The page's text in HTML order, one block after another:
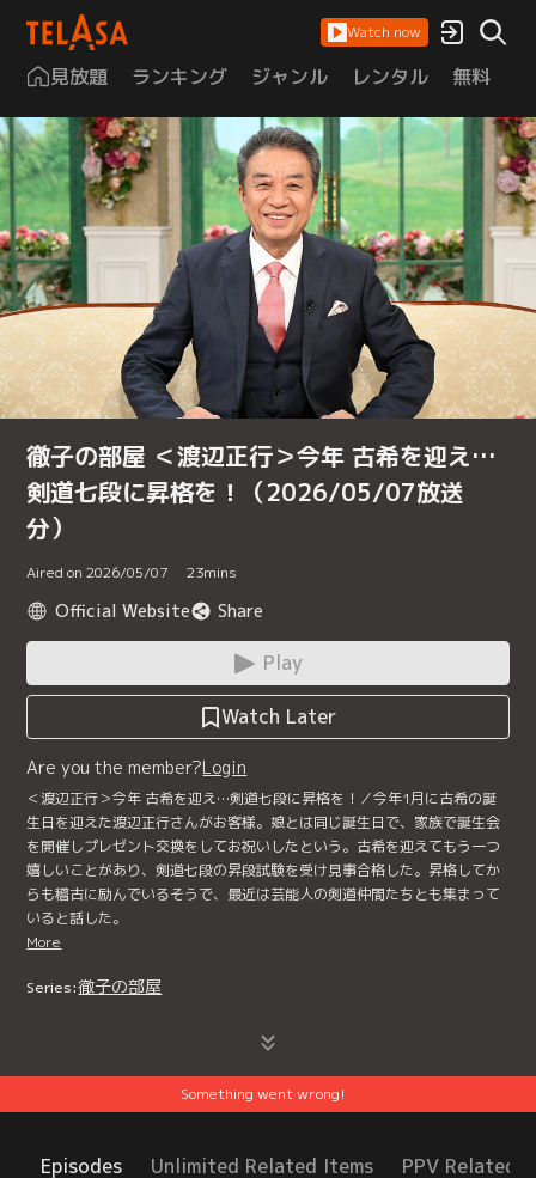
Watch now
見放題 ランキング ジャンル レンタル 無料
徹子の部屋 ＜渡辺正行＞今年 古希を迎え…
剣道七段に昇格を！（2026/05/07放送
分）
Aired on 2026/05/07 23mins
Official Website Share
Play
Watch Later
Are you the member?Login
＜渡辺正行＞今年 古希を迎え…剣道七段に昇格を！／今年1月に古希の誕
生日を迎えた渡辺正行さんがお客様。娘とは同じ誕生日で、家族で誕生会
を開催しプレゼント交換をしてお祝いしたという。古希を迎えてもう一つ
嬉しいことがあり、剣道七段の昇段試験を受け見事合格した。昇格してか
らも稽古に励んでいるそうで、最近は芸能人の剣道仲間たちとも集まって
いると話した。
More
Series:徹子の部屋
Something went wrong!
Episodes Unlimited Related Items PPV Related